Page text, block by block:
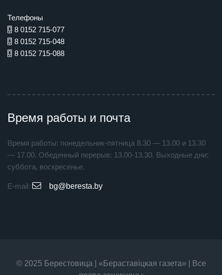
Телефоны
8 0152 715-077
8 0152 715-048
8 0152 715-088
Время работы и почта
Время работы: понедельник-пятница 8.30 — 13.00 и 13.30
— 17.00. Обеденный перерыв: 13.00-13.30. Выходные дни:
суббота, воскресенье.
E-mail: bg@beresta.by
© 2025 Берестовица | «Бераставiцкая газета» | Все